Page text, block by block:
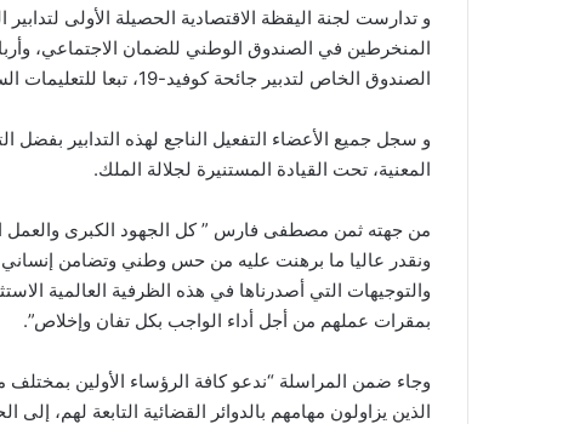
و تدارست لجنة اليقظة الاقتصادية الحصيلة الأولى
المنخرطين في الصندوق الوطني للضمان الاجتماعي،
الصندوق الخاص لتدبير جائحة كوفيد-19، تبعا للتعليمات السامية لصاحب الجلالة الملك محمد السادس.
و سجل جميع الأعضاء التفعيل الناجع لهذه التدابير بفضل
المعنية، تحت القيادة المستنيرة لجلالة الملك.
من جهته ثمن مصطفى فارس ” كل الجهود الكبرى والعمل
ونقدر عاليا ما برهنت عليه من حس وطني وتضامن إنساني
والتوجيهات التي أصدرناها في هذه الظرفية العالمية
بمقرات عملهم من أجل أداء الواجب بكل تفان وإخلاص”.
وجاء ضمن المراسلة “ندعو كافة الرؤساء الأولين
الذين يزاولون مهامهم بالدوائر القضائية التابعة لهم،